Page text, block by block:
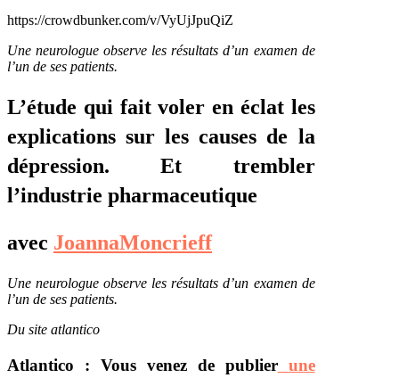
https://crowdbunker.com/v/VyUjJpuQiZ
Une neurologue observe les résultats d’un examen de
l’un de ses patients.
L’étude qui fait voler en éclat les
explications sur les causes de la
dépression. Et trembler
l’industrie pharmaceutique
avec JoannaMoncrieff
Une neurologue observe les résultats d’un examen de
l’un de ses patients.
Du site atlantico
Atlantico : Vous venez de publierune